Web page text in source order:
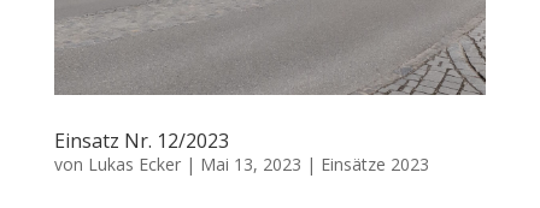
Einsatz Nr. 12/2023
von Lukas Ecker| Mai 13, 2023 | Einsätze 2023